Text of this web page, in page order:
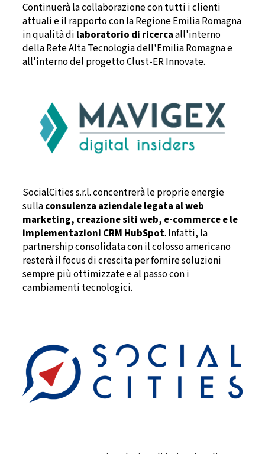
Continuerà la collaborazione con tutti i clienti
attuali e il rapporto con la Regione Emilia Romagna
in qualità di laboratorio di ricercaall'interno
della Rete Alta Tecnologia dell'Emilia Romagna e
all'interno del progetto Clust-ER Innovate.
SocialCities s.r.l. concentrerà le proprie energie
sullaconsulenza aziendale legata al web
marketing, creazione siti web, e-commerce e le
implementazioni CRM HubSpot. Infatti, la
partnership consolidata con il colosso americano
resterà il focus di crescita per fornire soluzioni
sempre più ottimizzate e al passo con i
cambiamenti tecnologici.